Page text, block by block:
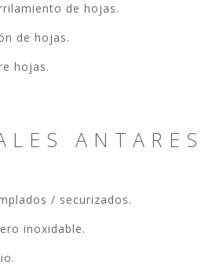
de hojas.
de hojas.
hojas.
ANTARES
/ securizados.
inoxidable.